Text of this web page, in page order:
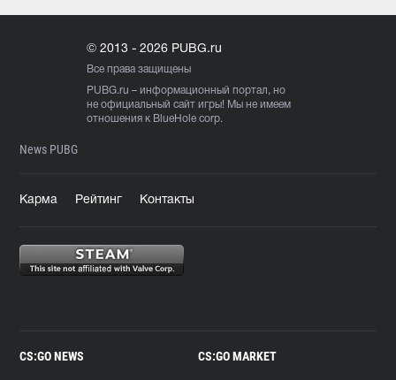
© 2013 - 2026 PUBG.ru
Все права защищены
PUBG.ru – информационный портал, но
не официальный сайт игры! Мы не имеем
отношения к BlueHole corp.
News PUBG
Карма Рейтинг Контакты
CS:GO NEWS CS:GO MARKET